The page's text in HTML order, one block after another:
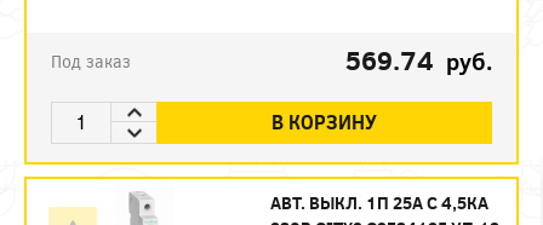
Под заказ 569.74 руб.
В КОРЗИНУ
АВТ. ВЫКЛ. 1П 25А С 4,5КА